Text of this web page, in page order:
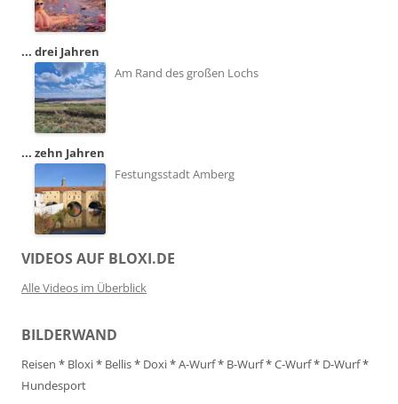
... drei Jahren
Am Rand des großen Lochs
... zehn Jahren
Festungsstadt Amberg
VIDEOS AUF BLOXI.DE
Alle Videos im Überblick
BILDERWAND
Reisen * Bloxi* Bellis* Doxi*A-Wurf* B-Wurf*C-Wurf* D-Wurf*
Hundesport